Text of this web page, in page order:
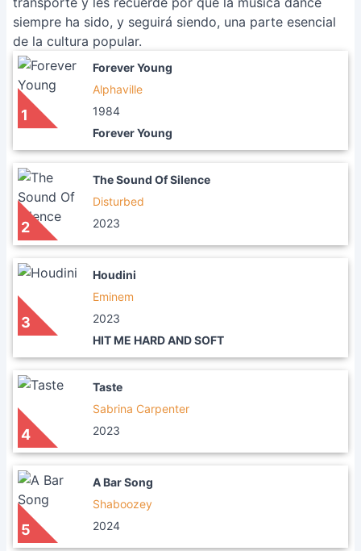
siempre ha sido, y seguirá siendo, una parte esencial
de la cultura popular.
1
Forever Young
Alphaville
1984
Forever Young
2
The Sound Of Silence
Disturbed
2023
3
Houdini
Eminem
2023
HIT ME HARD AND SOFT
4
Taste
Sabrina Carpenter
2023
5
A Bar Song
Shaboozey
2024